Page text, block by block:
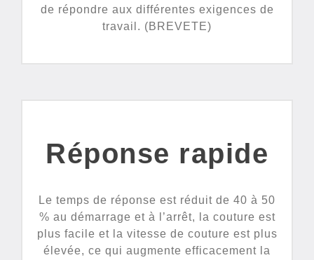
de répondre aux différentes exigences de
travail. (BREVETE)
Réponse rapide
Le temps de réponse est réduit de 40 à 50
% au démarrage et à l’arrêt, la couture est
plus facile et la vitesse de couture est plus
élevée, ce qui augmente efficacement la